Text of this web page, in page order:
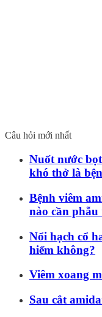
Câu hỏi mới nhất
Nuốt nước
khó thở là
Bệnh viêm
nào cần phẫu
Nổi hạch cổ
hiểm không?
Viêm xoang
Sau cắt